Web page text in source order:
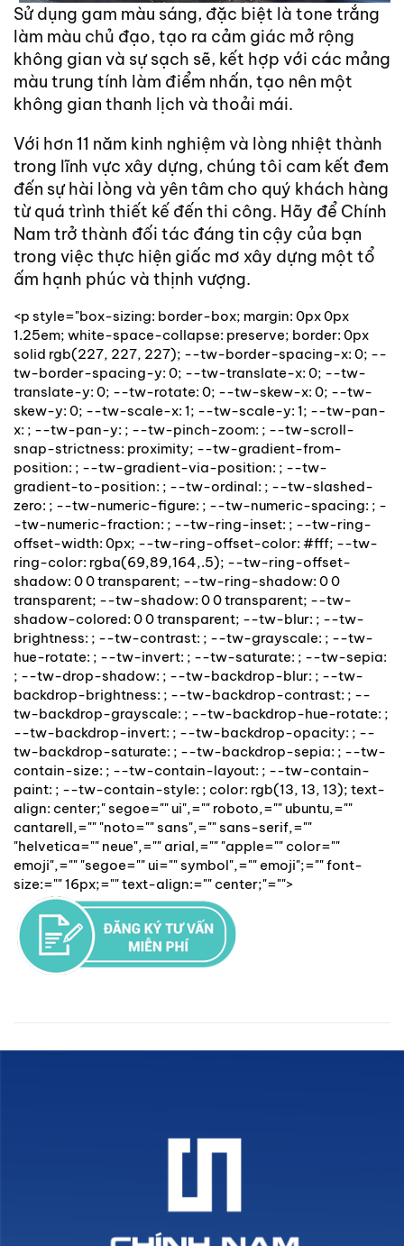
Sử dụng gam màu sáng, đặc biệt là tone trắng
làm màu chủ đạo, tạo ra cảm giác mở rộng
không gian và sự sạch sẽ, kết hợp với các mảng
màu trung tính làm điểm nhấn, tạo nên một
không gian thanh lịch và thoải mái.
Với hơn 11 năm kinh nghiệm và lòng nhiệt thành
trong lĩnh vực xây dựng, chúng tôi cam kết đem
đến sự hài lòng và yên tâm cho quý khách hàng
từ quá trình thiết kế đến thi công. Hãy để Chính
Nam trở thành đối tác đáng tin cậy của bạn
trong việc thực hiện giấc mơ xây dựng một tổ
ấm hạnh phúc và thịnh vượng.
<p style="box-sizing: border-box; margin: 0px 0px
1.25em; white-space-collapse: preserve; border: 0px
solid rgb(227, 227, 227); --tw-border-spacing-x: 0; --
tw-border-spacing-y: 0; --tw-translate-x: 0; --tw-
translate-y: 0; --tw-rotate: 0; --tw-skew-x: 0; --tw-
skew-y: 0; --tw-scale-x: 1; --tw-scale-y: 1; --tw-pan-
x: ; --tw-pan-y: ; --tw-pinch-zoom: ; --tw-scroll-
snap-strictness: proximity; --tw-gradient-from-
position: ; --tw-gradient-via-position: ; --tw-
gradient-to-position: ; --tw-ordinal: ; --tw-slashed-
zero: ; --tw-numeric-figure: ; --tw-numeric-spacing: ; -
-tw-numeric-fraction: ; --tw-ring-inset: ; --tw-ring-
offset-width: 0px; --tw-ring-offset-color: #fff; --tw-
ring-color: rgba(69,89,164,.5); --tw-ring-offset-
shadow: 0 0 transparent; --tw-ring-shadow: 0 0
transparent; --tw-shadow: 0 0 transparent; --tw-
shadow-colored: 0 0 transparent; --tw-blur: ; --tw-
brightness: ; --tw-contrast: ; --tw-grayscale: ; --tw-
hue-rotate: ; --tw-invert: ; --tw-saturate: ; --tw-sepia:
; --tw-drop-shadow: ; --tw-backdrop-blur: ; --tw-
backdrop-brightness: ; --tw-backdrop-contrast: ; --
tw-backdrop-grayscale: ; --tw-backdrop-hue-rotate: ;
--tw-backdrop-invert: ; --tw-backdrop-opacity: ; --
tw-backdrop-saturate: ; --tw-backdrop-sepia: ; --tw-
contain-size: ; --tw-contain-layout: ; --tw-contain-
paint: ; --tw-contain-style: ; color: rgb(13, 13, 13); text-
align: center;" segoe="" ui",="" roboto,="" ubuntu,=""
cantarell,="" "noto="" sans",="" sans-serif,=""
"helvetica="" neue",="" arial,="" "apple="" color=""
emoji",="" "segoe="" ui="" symbol",="" emoji";="" font-
size:="" 16px;="" text-align:="" center;"="">